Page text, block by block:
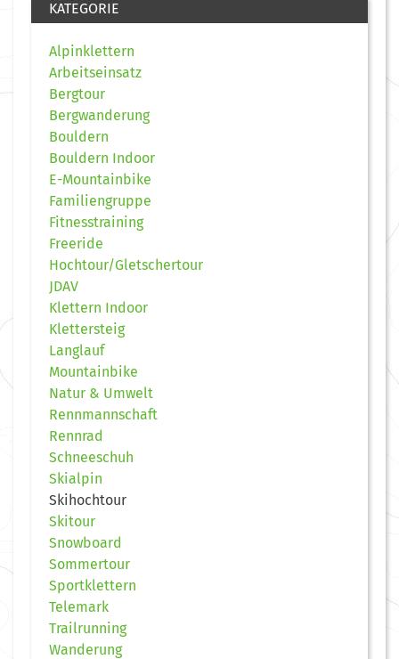
KATEGORIE
Alpinklettern
Arbeitseinsatz
Bergtour
Bergwanderung
Bouldern
Bouldern Indoor
E-Mountainbike
Familiengruppe
Fitnesstraining
Freeride
Hochtour/Gletschertour
JDAV
Klettern Indoor
Klettersteig
Langlauf
Mountainbike
Natur & Umwelt
Rennmannschaft
Rennrad
Schneeschuh
Skialpin
Skihochtour
Skitour
Snowboard
Sommertour
Sportklettern
Telemark
Trailrunning
Wanderung